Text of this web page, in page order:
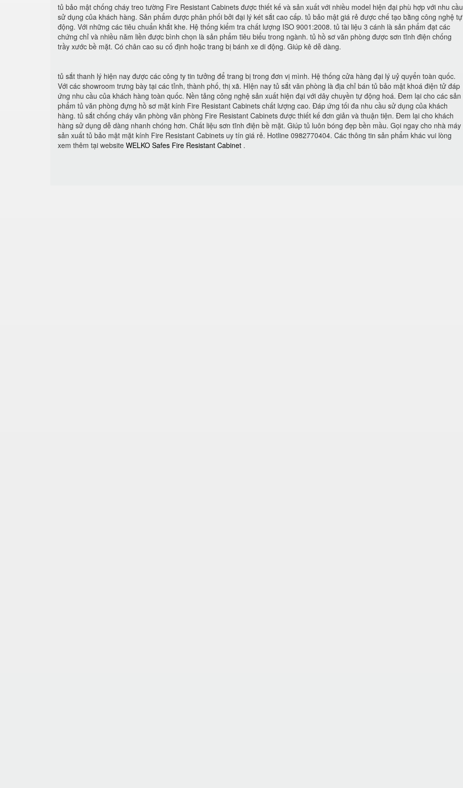
tủ bảo mật chống cháy treo tường Fire Resistant Cabinets được thiết kế và sản xuất với nhiều model hiện đại phù hợp với nhu cầu
sử dụng của khách hàng. Sản phẩm được phân phối bởi đại lý két sắt cao cấp. tủ bảo mật giá rẻ được chế tạo bằng công nghệ tự
động. Với những các tiêu chuẩn khắt khe. Hệ thống kiểm tra chất lượng ISO 9001:2008. tủ tài liệu 3 cánh là sản phẩm đạt các
chứng chỉ và nhiều năm liền được bình chọn là sản phẩm tiêu biểu trong ngành. tủ hồ sơ văn phòng được sơn tĩnh điện chống
trầy xước bề mặt. Có chân cao su cố định hoặc trang bị bánh xe di động. Giúp kê dễ dàng.
tủ sắt thanh lý hiện nay được các công ty tin tưởng để trang bị trong đơn vị mình. Hệ thống cửa hàng đại lý uỷ quyển toàn quốc.
Với các showroom trưng bày tại các tỉnh, thành phố, thị xã. HIện nay tủ sắt văn phòng là địa chỉ bán tủ bảo mật khoá điện tử đáp
ứng nhu cầu của khách hàng toàn quốc. Nền tảng công nghệ sản xuất hiện đại với dây chuyền tự động hoá. Đem lại cho các sản
phẩm tủ văn phòng đựng hồ sơ mặt kính Fire Resistant Cabinets chất lượng cao. Đáp ứng tối đa nhu cầu sử dụng của khách
hàng. tủ sắt chống cháy văn phòng văn phòng Fire Resistant Cabinets được thiết kế đơn giản và thuận tiện. Đem lại cho khách
hàng sử dụng dễ dàng nhanh chóng hơn. Chất liệu sơn tĩnh điện bề mặt. Giúp tủ luôn bóng đẹp bền mầu. Gọi ngay cho nhà máy
sản xuất tủ bảo mật mặt kính Fire Resistant Cabinets uy tín giá rẻ. Hotline 0982770404. Các thông tin sản phẩm khác vui lòng
xem thêm tại website WELKO Safes Fire Resistant Cabinet .